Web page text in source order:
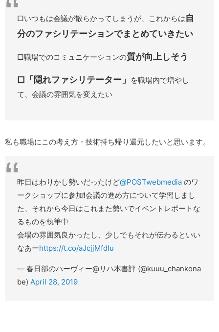
□いつもは会議が散らかってしまうが、これからは自
分のファシリテーションでまとめていきたい
□職場でのコミュニケーションの質が向上しそう
□「隠れファシリテーター」
を職場内で増やし
て、会議の雰囲気を変えたい
私も職場にこの考え方・技術持ち帰り還元したいと思います。
昨日はわりかし勢いだったけど@POSTwebmedia のワ
ークショップに参加❗️会議の進め方について学習しまし
た、それから今日はこれまた勢いでイベントレポートな
るものを執筆中
会場の雰囲気良かったし、少しでもそれが伝わるといい
なあーhttps://t.co/aJcjjMfdlu
— 春日部のハーヴィー@リハ本書評 (@kuuu_chankona
be) April 28, 2019